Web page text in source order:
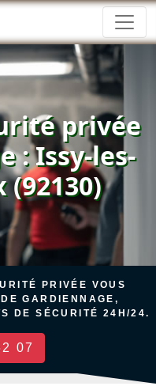
privée
: Issy-les-
PRIVÉE VOUS
GARDIENNAGE,
DE SÉCURITÉ 24H/24.
07